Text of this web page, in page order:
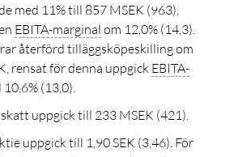
med 11% till 857 MSEK (963),
EBITA-marginal om 12,0% (14,3).
återförd tilläggsköpeskilling om
rensat för denna uppgick EBITA-
(13,0).
uppgick till 233 MSEK (421).
uppgick till 1,90 SEK (3,46). För